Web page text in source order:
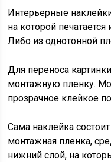
Интерьерные
на которой
Либо из однотонной
Для переноса
монтажную пленку.
прозрачное клейкое
Сама наклейка
монтажная пленка,
нижний слой, на